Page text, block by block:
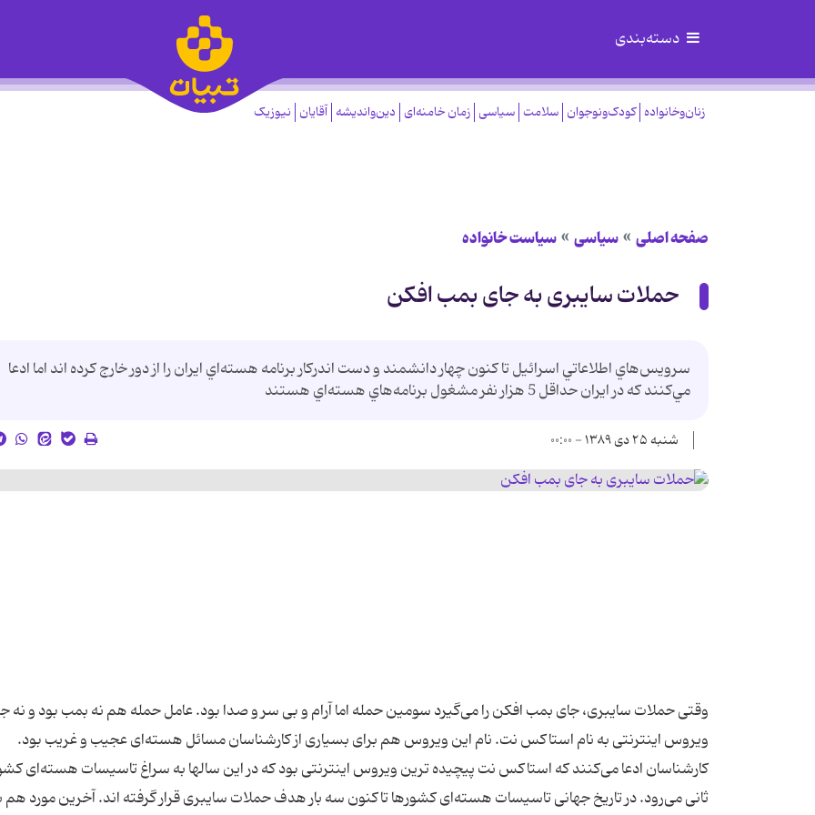
دسته‌بندی
زنان‌وخانواده کودک‌ونوجوان سلامت سیاسی زمان خامنه‌ای دین‌واندیشه آقایان نیوزیک
صفحه اصلی سیاسی سیاست خانواده
حملات سایبری به جای بمب افکن
سرويس‌هاي اطلاعاتي اسرائيل تا کنون چهار دانشمند و دست اندرکار برنامه هسته‌اي ايران را از دور خارج کرده اند اما ادعا
مي‌کنند که در ايران حداقل 5 هزار نفر مشغول برنامه‌هاي هسته‌اي هستند
شنبه ۲۵ دی ۱۳۸۹ - ۰۰:۰۰
وقتی حملات سایبری، جای بمب افکن را می‌گیرد سومین حمله اما آرام و بی سر و صدا بود. عامل حمله هم نه بمب بود و نه
ویروس اینترنتی به نام استاکس نت. نام این ویروس هم برای بسیاری از کارشناسان مسائل هسته‌ای عجیب و غریب بود.
کارشناسان ادعا می‌کنند که استاکس نت پیچیده ترین ویروس اینترنتی بود که در این سالها به سراغ تاسیسات هسته‌ای
ثانی می‌رود. در تاریخ جهانی تاسیسات هسته‌ای کشورها تاکنون سه بار هدف حملات سایبری قرار گرفته اند. آخرین مورد هم